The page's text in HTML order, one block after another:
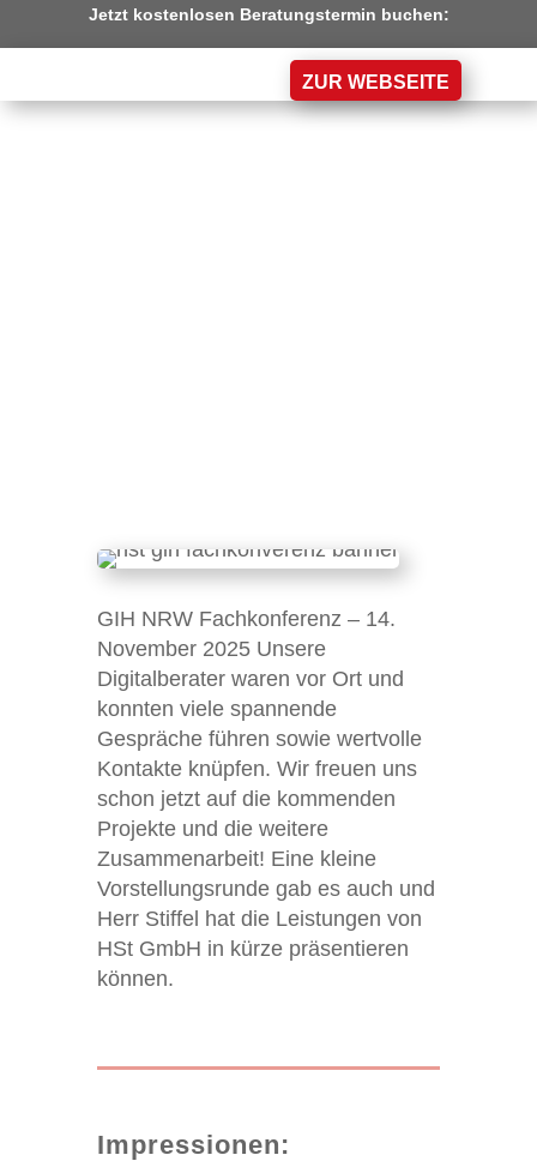
Jetzt kostenlosen Beratungstermin buchen:
ZUR WEBSEITE
GIH NRW Fachkonferenz – 14.
November 2025 Unsere
Digitalberater waren vor Ort und
konnten viele spannende
Gespräche führen sowie wertvolle
Kontakte knüpfen. Wir freuen uns
schon jetzt auf die kommenden
Projekte und die weitere
Zusammenarbeit! Eine kleine
Vorstellungsrunde gab es auch und
Herr Stiffel hat die Leistungen von
HSt GmbH in kürze präsentieren
können.
Impressionen: